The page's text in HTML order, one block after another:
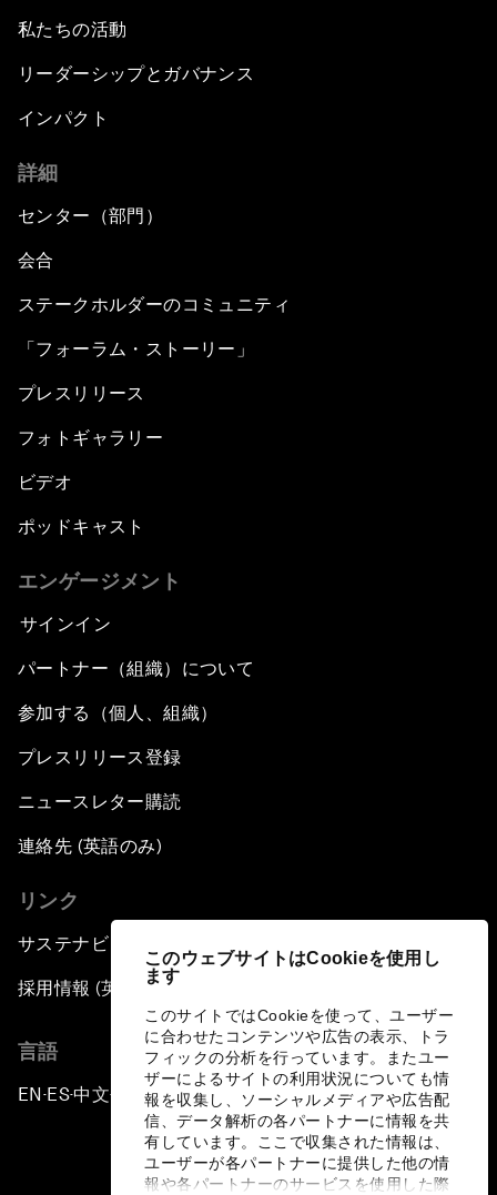
このウェブサイトはCookieを使用し
ます
このサイトではCookieを使って、ユーザー
に合わせたコンテンツや広告の表示、トラ
フィックの分析を行っています。またユー
ザーによるサイトの利用状況についても情
報を収集し、ソーシャルメディアや広告配
信、データ解析の各パートナーに情報を共
有しています。ここで収集された情報は、
ユーザーが各パートナーに提供した他の情
報や各パートナーのサービスを使用した際
私たちの活動
リーダーシップとガバナンス
インパクト
詳細
センター（部門）
会合
ステークホルダーのコミュニティ
「フォーラム・ストーリー」
プレスリリース
フォトギャラリー
ビデオ
ポッドキャスト
エンゲージメント
サインイン
パートナー（組織）について
参加する（個人、組織）
プレスリリース登録
ニュースレター購読
連絡先 (英語のみ)
リンク
サステナビリティへの取り組み
採用情報 (英語のみ)
言語
EN ▪ES▪中文▪ 日本語